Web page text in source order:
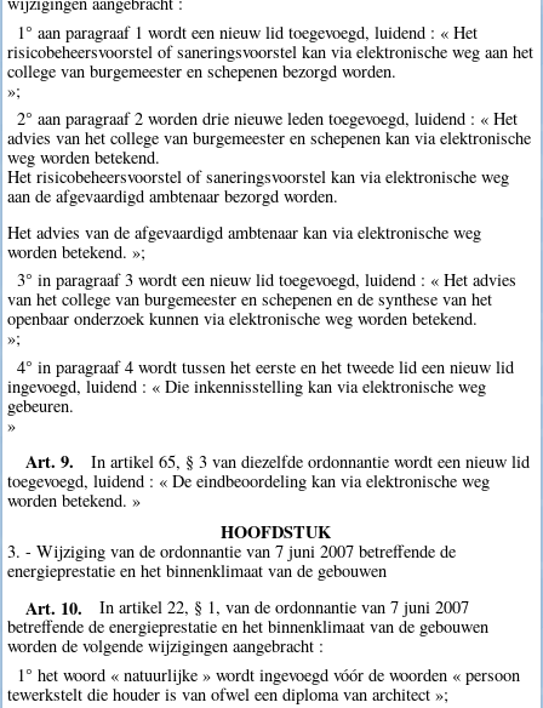
1° aan paragraaf 1 wordt een nieuw lid toegevoegd, luidend : « Het
risicobeheersvoorstel of saneringsvoorstel kan via elektronische weg aan het
college van burgemeester en schepenen bezorgd worden.
»;
2° aan paragraaf 2 worden drie nieuwe leden toegevoegd, luidend : « Het
advies van het college van burgemeester en schepenen kan via elektronische
weg worden betekend.
Het risicobeheersvoorstel of saneringsvoorstel kan via elektronische weg
aan de afgevaardigd ambtenaar bezorgd worden.
Het advies van de afgevaardigd ambtenaar kan via elektronische weg
worden betekend. »;
3° in paragraaf 3 wordt een nieuw lid toegevoegd, luidend : « Het advies
van het college van burgemeester en schepenen en de synthese van het
openbaar onderzoek kunnen via elektronische weg worden betekend.
»;
4° in paragraaf 4 wordt tussen het eerste en het tweede lid een nieuw lid
ingevoegd, luidend : « Die inkennisstelling kan via elektronische weg
gebeuren.
»
Art. 9.
In artikel 65, § 3 van diezelfde ordonnantie wordt een nieuw lid
toegevoegd, luidend : « De eindbeoordeling kan via elektronische weg
worden betekend. »
HOOFDSTUK
3. - Wijziging van de ordonnantie van 7 juni 2007 betreffende de
energieprestatie en het binnenklimaat van de gebouwen
Art. 10.
In artikel 22, § 1, van de ordonnantie van 7 juni 2007
betreffende de energieprestatie en het binnenklimaat van de gebouwen
worden de volgende wijzigingen aangebracht :
1° het woord « natuurlijke » wordt ingevoegd vóór de woorden « persoon
tewerkstelt die houder is van ofwel een diploma van architect »;